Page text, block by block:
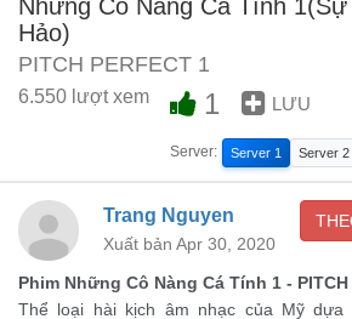
JOHN: Boy, these Barden University
thrill the judges.
giám khảo ấn tượng.
And the ladies in the room cannot get
So true, John.
Chính xác, John à.
Những Cô Nàng Cá Tính
Hảo)
PITCH PERFECT 1
6.550 lượt xem 1 LƯU
Server: Server 1 Server 2
Trang Nguyen
Xuất bản Apr 30, 2020
Phim Những Cô Nàng Cá Tính 1 - PITCH
Thể loại hài kịch âm nhạc của Mỹ dựa